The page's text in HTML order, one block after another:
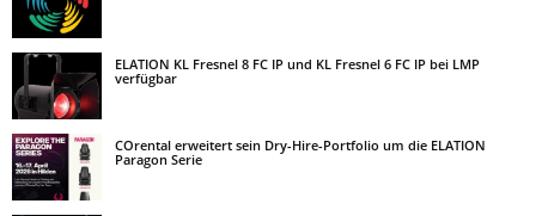
ELATION KL Fresnel 8 FC IP und KL Fresnel 6 FC IP bei LMP
verfügbar
COrental erweitert sein Dry-Hire-Portfolio um die ELATION
Paragon Serie